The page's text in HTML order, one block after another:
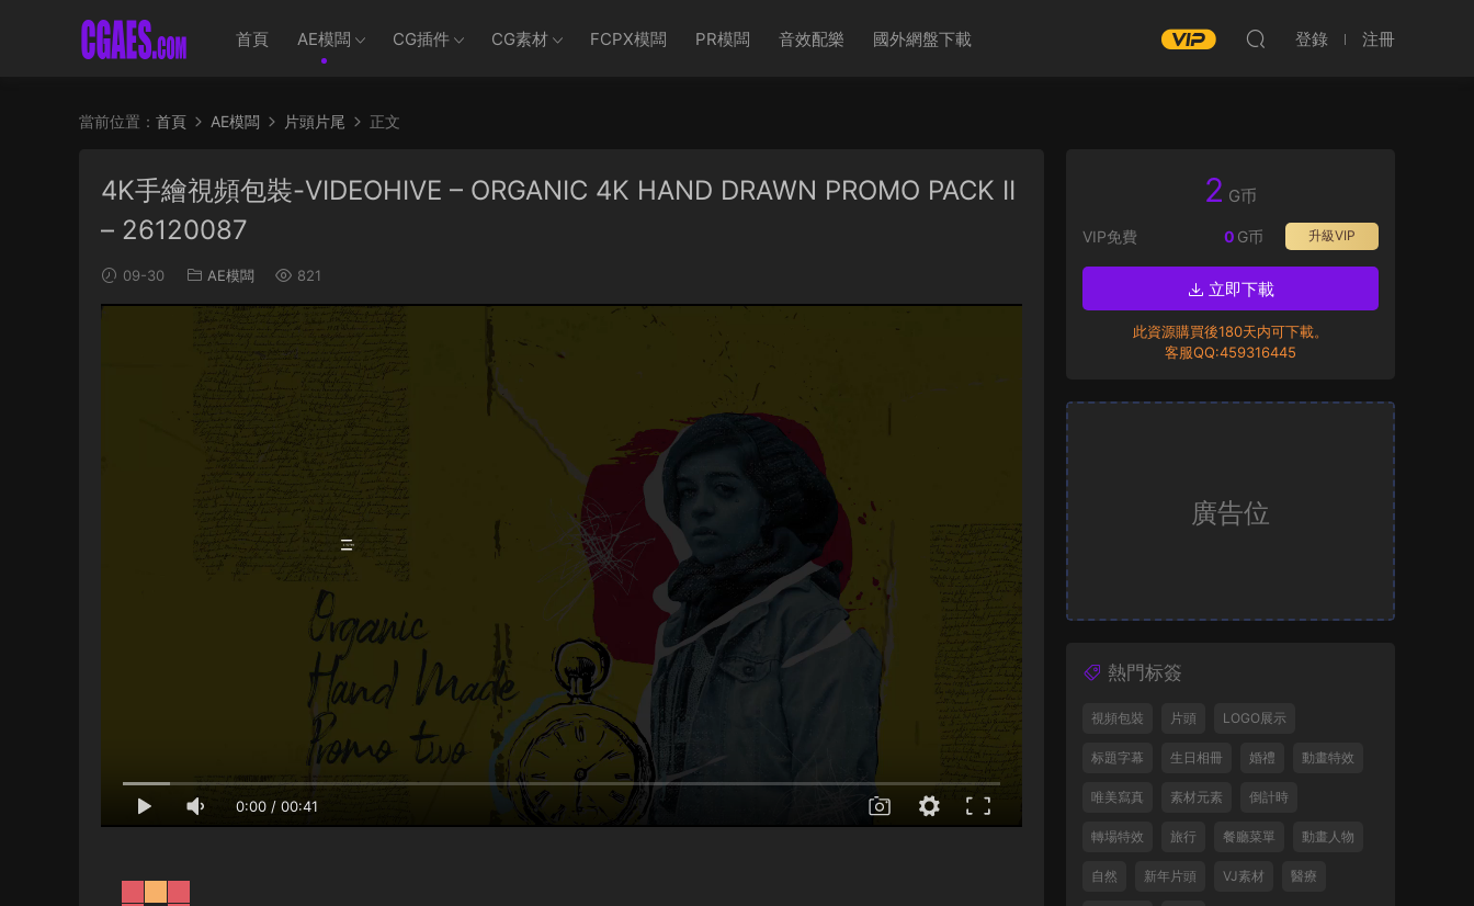
首頁 AE模闆 CG插件 CG素材 FCPX模闆 PR模闆 音效配樂 國外網盤下載 登錄 注冊
當前位置： 首頁 AE模闆 片頭片尾 正文
4K手繪視頻包裝-VIDEOHIVE – ORGANIC 4K HAND DRAWN PROMO PACK II
– 26120087
09-30 AE模闆 821
0:00 / 00:41
2 G币
VIP免費 升級VIP
0 G币
立即下載
此資源購買後180天内可下載。
客服QQ:459316445
廣告位
熱門标簽
視頻包裝 片頭 LOGO展示
标題字幕 生日相冊 婚禮 動畫特效
唯美寫真 素材元素 倒計時
轉場特效 旅行 餐廳菜單 動畫人物
自然 新年片頭 VJ素材 醫療